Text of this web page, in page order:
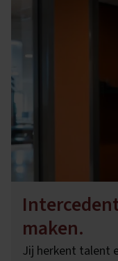
maken.
Jij herkent talent